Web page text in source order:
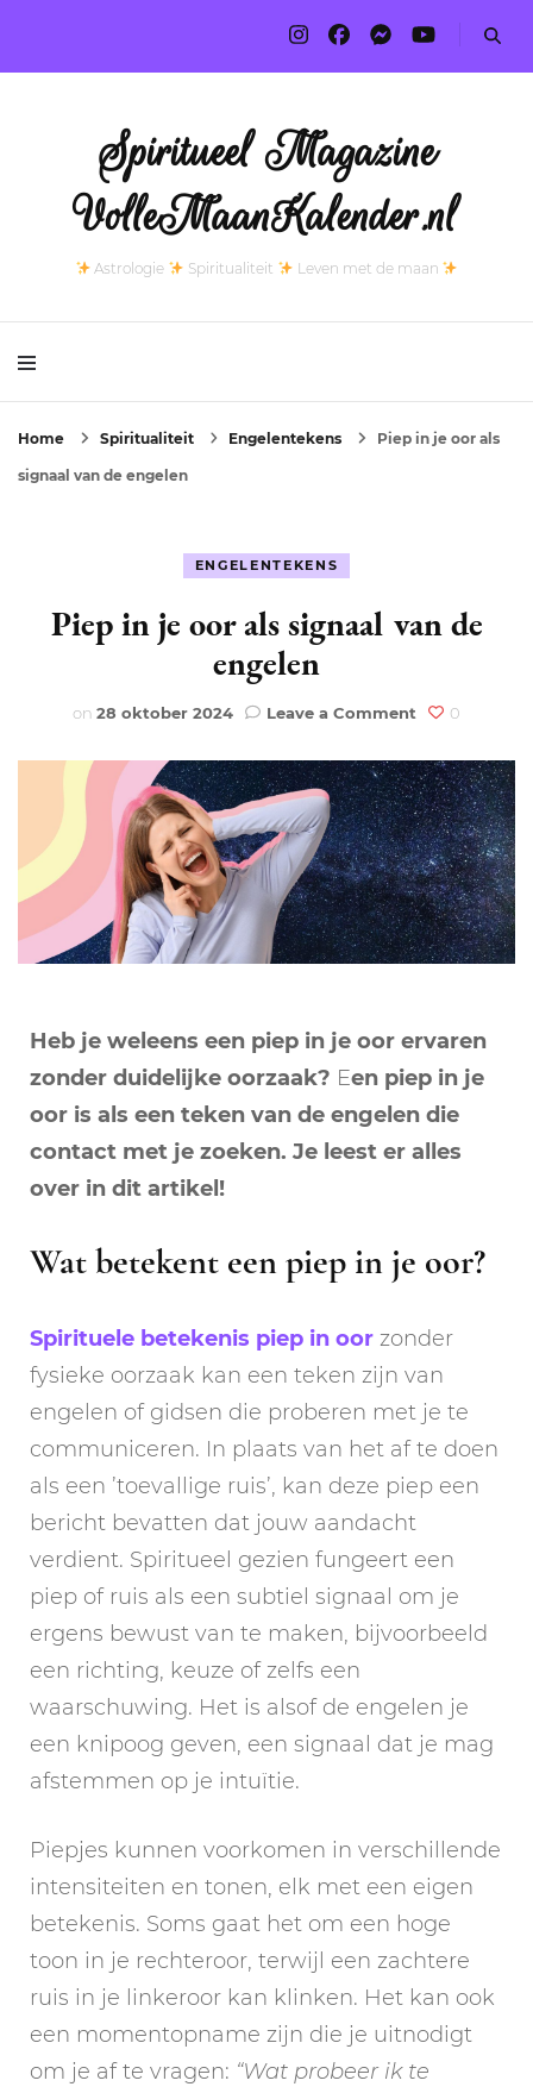
Spiritueel Magazine
VolleMaanKalender.nl
Astrologie Spiritualiteit Leven met de maan
Home Spiritualiteit Engelentekens Piep in je oor als
signaal van de engelen
ENGELENTEKENS
Piep in je oor als signaal van de
engelen
on 28 oktober 2024 Leave a Comment on
in
je
oor
als
signaal
van
de
engelen
0
Heb je weleens een piep in je oor ervaren
zonder duidelijke oorzaak? Een piep in je
oor is als een teken van de engelen die
contact met je zoeken. Je leest er alles
over in dit artikel!
Wat betekent een piep in je oor?
Spirituele betekenis piep in oor zonder
fysieke oorzaak kan een teken zijn van
engelen of gidsen die proberen met je te
communiceren. In plaats van het af te doen
als een ’toevallige ruis’, kan deze piep een
bericht bevatten dat jouw aandacht
verdient. Spiritueel gezien fungeert een
piep of ruis als een subtiel signaal om je
ergens bewust van te maken, bijvoorbeeld
een richting, keuze of zelfs een
waarschuwing. Het is alsof de engelen je
een knipoog geven, een signaal dat je mag
afstemmen op je intuïtie.
Piepjes kunnen voorkomen in verschillende
intensiteiten en tonen, elk met een eigen
betekenis. Soms gaat het om een hoge
toon in je rechteroor, terwijl een zachtere
ruis in je linkeroor kan klinken. Het kan ook
een momentopname zijn die je uitnodigt
om je af te vragen: “Wat probeer ik te